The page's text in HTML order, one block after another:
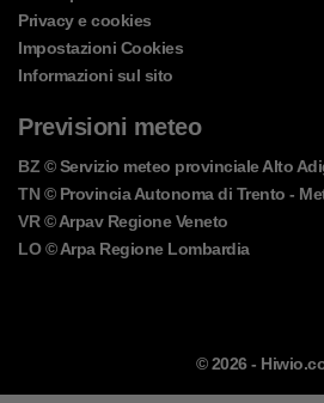
Privacy e cookies
Impostazioni Cookies
Informazioni sul sito
Previsioni meteo
BZ © Servizio meteo provinciale Alto
TN © Provincia Autonoma di Trento -
VR © Arpav Regione Veneto
LO © Arpa Regione Lombardia
© 2026 -